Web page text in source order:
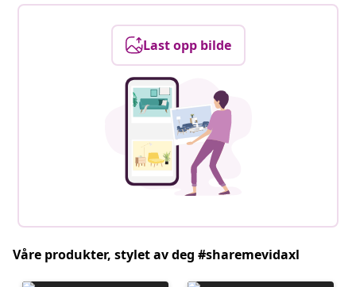
Last opp bilde
Våre produkter, stylet av deg #sharemevidaxl